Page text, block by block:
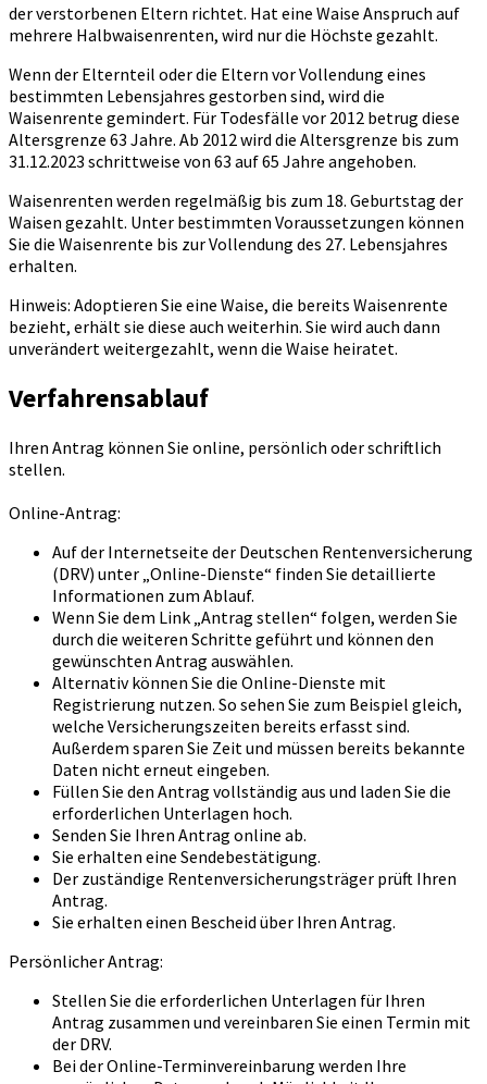
der verstorbenen Eltern richtet. Hat eine Waise Anspruch auf
mehrere Halbwaisenrenten, wird nur die Höchste gezahlt.
Wenn der Elternteil oder die Eltern vor Vollendung eines
bestimmten Lebensjahres gestorben sind, wird die
Waisenrente gemindert. Für Todesfälle vor 2012 betrug diese
Altersgrenze 63 Jahre. Ab 2012 wird die Altersgrenze bis zum
31.12.2023 schrittweise von 63 auf 65 Jahre angehoben.
Waisenrenten werden regelmäßig bis zum 18. Geburtstag der
Waisen gezahlt. Unter bestimmten Voraussetzungen können
Sie die Waisenrente bis zur Vollendung des 27. Lebensjahres
erhalten.
Hinweis: Adoptieren Sie eine Waise, die bereits Waisenrente
bezieht, erhält sie diese auch weiterhin. Sie wird auch dann
unverändert weitergezahlt, wenn die Waise heiratet.
Verfahrensablauf
Ihren Antrag können Sie online, persönlich oder schriftlich
stellen.
Online-Antrag:
Auf der Internetseite der Deutschen Rentenversicherung
(DRV) unter „Online-Dienste“ finden Sie detaillierte
Informationen zum Ablauf.
Wenn Sie dem Link „Antrag stellen“ folgen, werden Sie
durch die weiteren Schritte geführt und können den
gewünschten Antrag auswählen.
Alternativ können Sie die Online-Dienste mit
Registrierung nutzen. So sehen Sie zum Beispiel gleich,
welche Versicherungszeiten bereits erfasst sind.
Außerdem sparen Sie Zeit und müssen bereits bekannte
Daten nicht erneut eingeben.
Füllen Sie den Antrag vollständig aus und laden Sie die
erforderlichen Unterlagen hoch.
Senden Sie Ihren Antrag online ab.
Sie erhalten eine Sendebestätigung.
Der zuständige Rentenversicherungsträger prüft Ihren
Antrag.
Sie erhalten einen Bescheid über Ihren Antrag.
Persönlicher Antrag:
Stellen Sie die erforderlichen Unterlagen für Ihren
Antrag zusammen und vereinbaren Sie einen Termin mit
der DRV.
Bei der Online-Terminvereinbarung werden Ihre